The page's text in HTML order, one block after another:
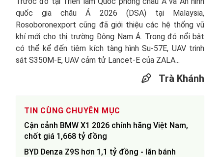
quốc gia châu Á 2026 (DSA) tại Malaysia,
Rosoboronexport cũng đã giới thiệu các hệ thống vũ
khí mới cho thị trường Đông Nam Á. Trong đó nổi bật
có thể kể đến tiêm kích tàng hình Su-57E, UAV trinh
sát S350M-E, UAV cảm tử Lancet-E của ZALA...
Trà Khánh
TIN CÙNG CHUYÊN MỤC
Cận cảnh BMW X1 2026 chính hãng Việt Nam,
chốt giá 1,668 tỷ đồng
BYD Denza Z9S hơn 1,1 tỷ đồng - lăn bánh